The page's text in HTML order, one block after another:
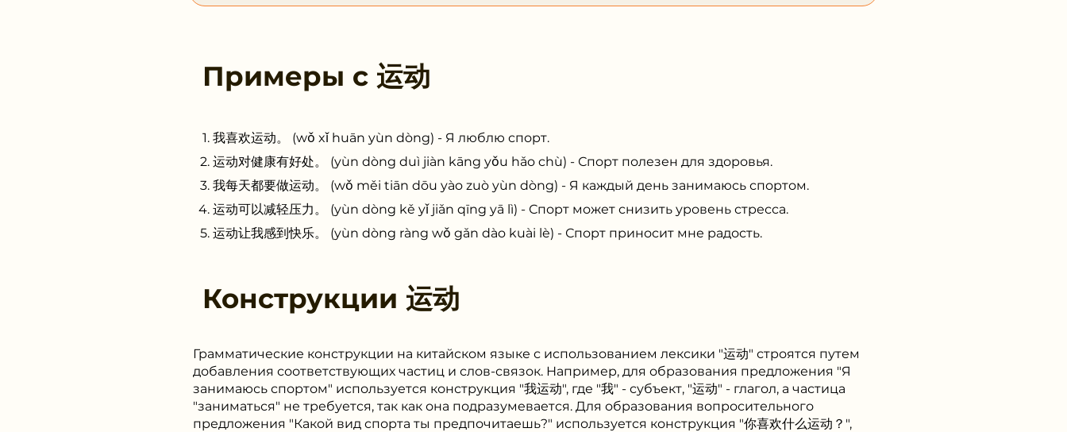
Примеры с 运动
我喜欢运动。 (wǒ xǐ huān yùn dòng) - Я люблю спорт.
运动对健康有好处。 (yùn dòng duì jiàn kāng yǒu hǎo chù) - Спорт полезен для здоровья.
我每天都要做运动。 (wǒ měi tiān dōu yào zuò yùn dòng) - Я каждый день занимаюсь спортом.
运动可以减轻压力。 (yùn dòng kě yǐ jiǎn qīng yā lì) - Спорт может снизить уровень стресса.
运动让我感到快乐。 (yùn dòng ràng wǒ gǎn dào kuài lè) - Спорт приносит мне радость.
Конструкции 运动
Грамматические конструкции на китайском языке с использованием лексики "运动" строятся путем
добавления соответствующих частиц и слов-связок. Например, для образования предложения "Я
занимаюсь спортом" используется конструкция "我运动", где "我" - субъект, "运动" - глагол, а частица
"заниматься" не требуется, так как она подразумевается. Для образования вопросительного
предложения "Какой вид спорта ты предпочитаешь?" используется конструкция "你喜欢什么运动？",